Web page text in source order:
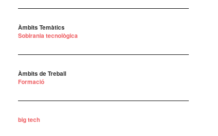
Àmbits Temàtics
Sobirania tecnològica
Àmbits de Treball
Formació
big tech